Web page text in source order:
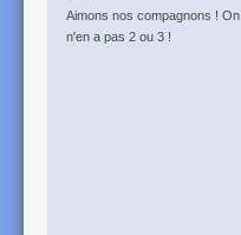
Aimons nos compagnons ! On
n'en a pas 2 ou 3 !